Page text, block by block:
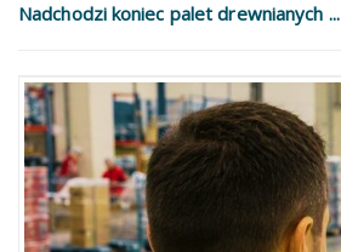
Nadchodzi koniec palet drewnianych ...